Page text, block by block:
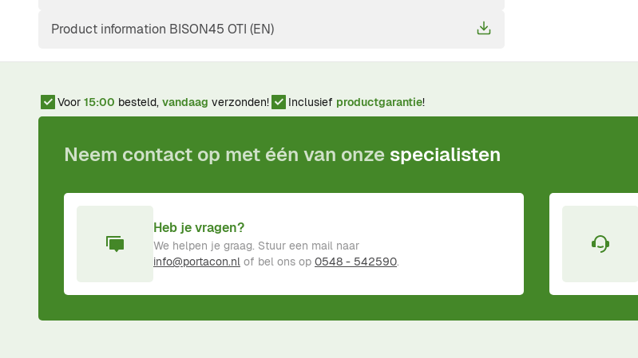
Product information BISON45 OTI (EN)
Voor 15:00 besteld, vandaag verzonden! Inclusief productgarantie!
Neem contact op met één van onze specialisten
Heb je vragen?
We helpen je graag. Stuur een mail naar
info@portacon.nl of bel ons op 0548 - 542590.